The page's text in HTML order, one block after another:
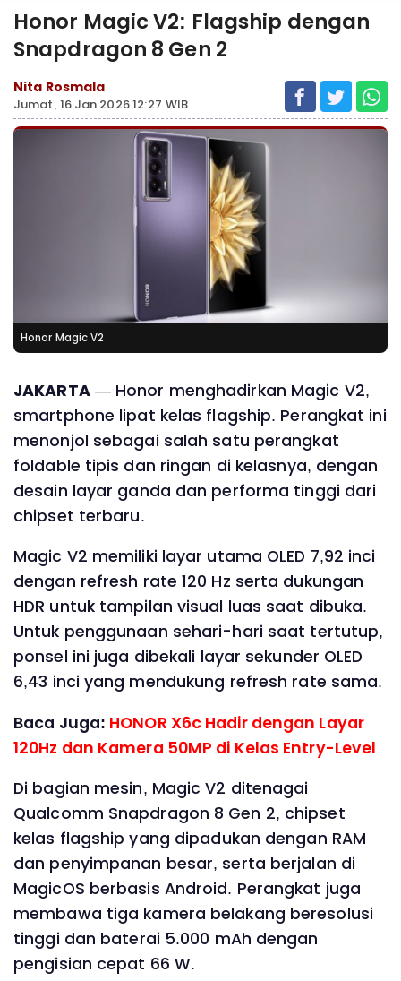
Honor Magic V2: Flagship dengan
Snapdragon 8 Gen 2
Nita Rosmala
Jumat, 16 Jan 2026 12:27 WIB
Honor Magic V2
JAKARTA— Honor menghadirkan Magic V2,
smartphone lipat kelas flagship. Perangkat ini
menonjol sebagai salah satu perangkat
foldable tipis dan ringan di kelasnya, dengan
desain layar ganda dan performa tinggi dari
chipset terbaru.
Magic V2 memiliki layar utama OLED 7,92 inci
dengan refresh rate 120 Hz serta dukungan
HDR untuk tampilan visual luas saat dibuka.
Untuk penggunaan sehari-hari saat tertutup,
ponsel ini juga dibekali layar sekunder OLED
6,43 inci yang mendukung refresh rate sama.
Baca Juga: HONOR X6c Hadir dengan Layar
120Hz dan Kamera 50MP di Kelas Entry-Level
Di bagian mesin, Magic V2 ditenagai
Qualcomm Snapdragon 8 Gen 2, chipset
kelas flagship yang dipadukan dengan RAM
dan penyimpanan besar, serta berjalan di
MagicOS berbasis Android. Perangkat juga
membawa tiga kamera belakang beresolusi
tinggi dan baterai 5.000 mAh dengan
pengisian cepat 66 W.